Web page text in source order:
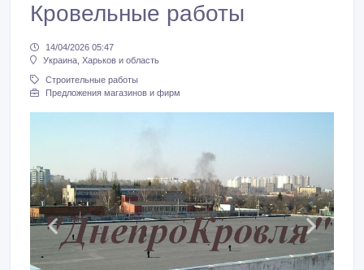
Кровельные работы
14/04/2026 05:47
Украина, Харьков и область
Строительные работы
Предложения магазинов и фирм